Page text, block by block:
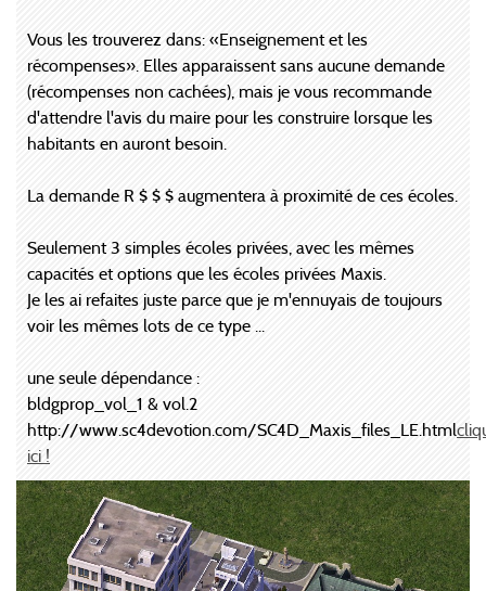
Vous les trouverez dans: «Enseignement et les
récompenses». Elles apparaissent sans aucune demande
(récompenses non cachées), mais je vous recommande
d'attendre l'avis du maire pour les construire lorsque les
habitants en auront besoin.
La demande R $ $ $ augmentera à proximité de ces écoles.
Seulement 3 simples écoles privées, avec les mêmes
capacités et options que les écoles privées Maxis.
Je les ai refaites juste parce que je m'ennuyais de toujours
voir les mêmes lots de ce type ...
une seule dépendance :
bldgprop_vol_1 & vol.2
http://www.sc4devotion.com/SC4D_Maxis_files_LE.html
ici !